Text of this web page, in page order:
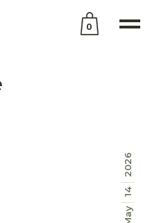
0
in the cart.
May
14
2026